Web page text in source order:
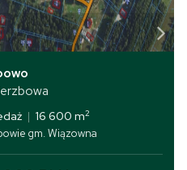
| 16 600 m2
gm. Wiązowna